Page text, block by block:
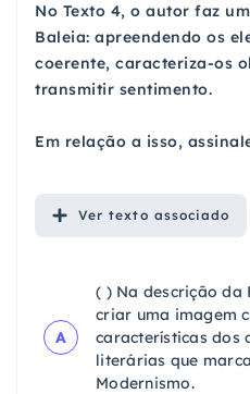
No Texto 4, o autor faz
Baleia: apreendendo os
coerente, caracteriza-os
transmitir sentimento.
Em relação a isso,
Ver texto associado
A
( ) Na descrição da
criar uma imagem
características dos
literárias que
Modernismo.